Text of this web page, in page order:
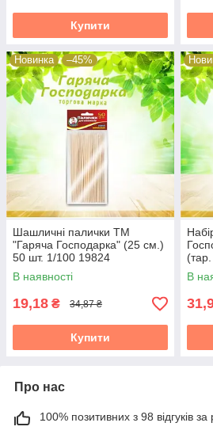
Купити
Новинка –45%
Шашличні палички ТМ
"Гаряча Господарка" (25 см.)
50 шт. 1/100 19824
В наявності
19,18 ₴ 34,87 ₴
Купити
В
Про нас
100% позитивних з 98 відгуків за